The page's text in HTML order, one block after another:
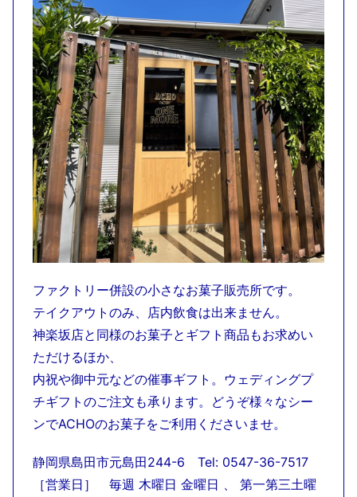
ファクトリー併設の小さなお菓子販売所です。
テイクアウトのみ、店内飲食は出来ません。
神楽坂店と同様のお菓子とギフト商品もお求めい
ただけるほか、
内祝や御中元などの催事ギフト。ウェディングプ
チギフトのご注文も承ります。どうぞ様々なシー
ンでACHOのお菓子をご利用くださいませ。
静岡県島田市元島田244-6 Tel: 0547-36-7517
［営業日］ 毎週 木曜日 金曜日 、 第一第三土曜